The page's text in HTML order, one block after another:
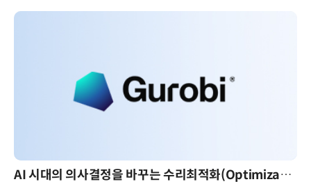
AI 시대의 의사결정을 바꾸는 수리최적화(Optimization): 실제 산업 적용 사례와 활용 전략